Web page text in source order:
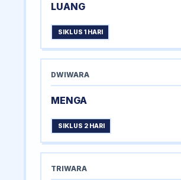
LUANG
SIKLUS 1 HARI
DWIWARA
MENGA
SIKLUS 2 HARI
TRIWARA